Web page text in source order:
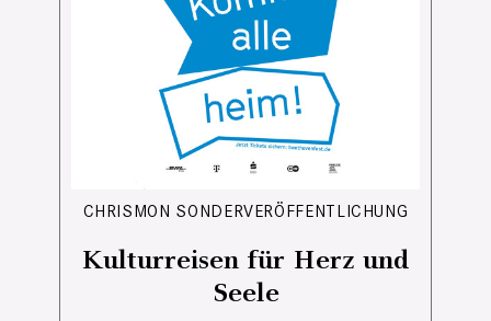
CHRISMON SONDERVERÖFFENTLICHUNG
Kulturreisen für Herz und
Seele